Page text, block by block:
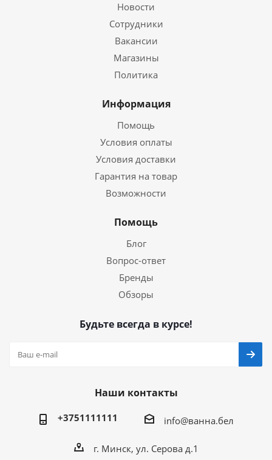
Новости
Сотрудники
Вакансии
Магазины
Политика
Информация
Помощь
Условия оплаты
Условия доставки
Гарантия на товар
Возможности
Помощь
Блог
Вопрос-ответ
Бренды
Обзоры
Будьте всегда в курсе!
Наши контакты
+3751111111 info@ванна.бел
г. Минск, ул. Серова д.1